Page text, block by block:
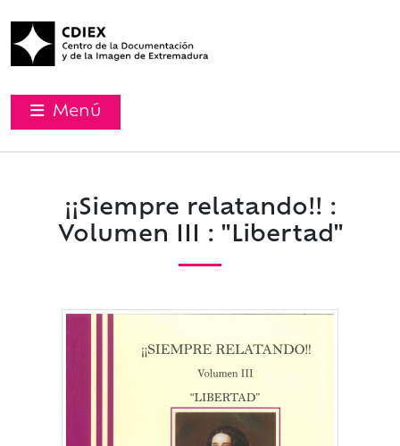
Menú
¡¡Siempre relatando!! :
Volumen III : "Libertad"